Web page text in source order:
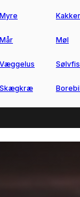
Myre
Mår Møl
Væggelus
Skægkræ